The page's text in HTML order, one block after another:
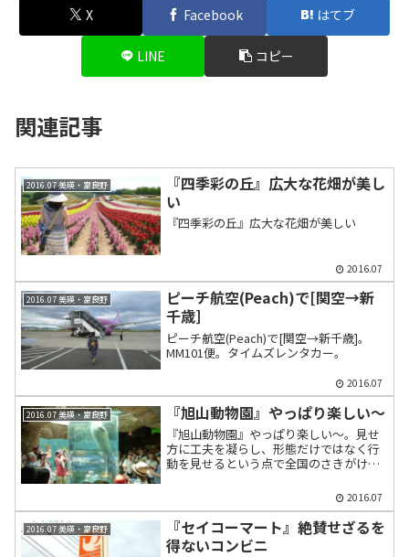
X Facebook はてブ
LINE コピー
関連記事
2016.07 美瑛・富良野
『四季彩の丘』広大な花畑が美し
い
『四季彩の丘』広大な花畑が美しい
2016.07
2016.07 美瑛・富良野
ピーチ航空(Peach)で[関空→新
千歳]
ピーチ航空(Peach)で[関空→新千歳]。
MM101便。タイムズレンタカー。
2016.07
2016.07 美瑛・富良野 『旭山動物園』やっぱり楽しい～
『旭山動物園』やっぱり楽しい～。見せ
方に工夫を凝らし、形態だけではなく行
動を見せるという点で全国のさきがけと
2016.07
2016.07 美瑛・富良野
『セイコーマート』絶賛せざるを
得ないコンビニ